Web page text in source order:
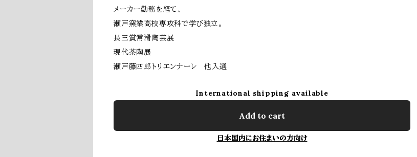
メーカー勤務を経て、
瀬戸窯業高校専攻科で学び独立。
長三賞常滑陶芸展
現代茶陶展
瀬戸藤四郎トリエンナーレ 他入選
International shipping available
Add to cart
日本国内にお住まいの方向け